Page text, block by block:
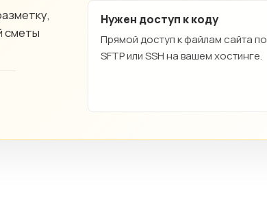
сметы
Нужен доступ к коду
Прямой доступ к файлам сайта по
SFTP или SSH на вашем хостинге.